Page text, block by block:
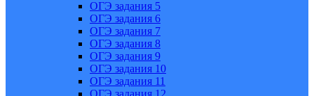
ОГЭ задания 5
ОГЭ задания 6
ОГЭ задания 7
ОГЭ задания 8
ОГЭ задания 9
ОГЭ задания 10
ОГЭ задания 11
ОГЭ задания 12